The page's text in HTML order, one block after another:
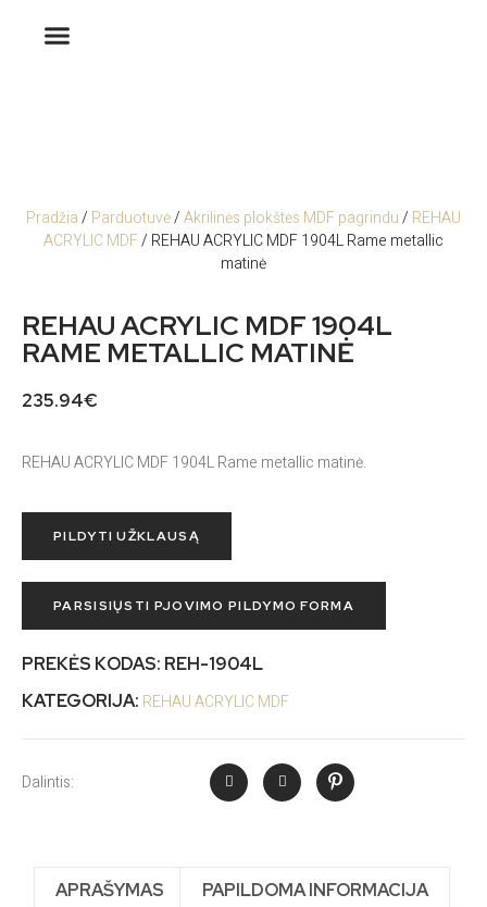
Pradžia/ Parduotuvė/Akrilinės plokštės MDF pagrindu/ REHAU
ACRYLIC MDF/ REHAU ACRYLIC MDF 1904L Rame metallic
matinė
REHAU ACRYLIC MDF 1904L
RAME METALLIC MATINĖ
235.94€
REHAU ACRYLIC MDF 1904L Rame metallic matinė.
PILDYTI UŽKLAUSĄ
PARSISIŲSTI PJOVIMO PILDYMO FORMA
PREKĖS KODAS: REH-1904L
KATEGORIJA: REHAU ACRYLIC MDF
Dalintis:
APRAŠYMAS PAPILDOMA INFORMACIJA